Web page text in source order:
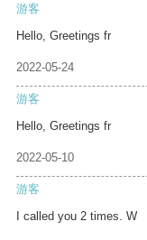
游客
Hello, Greetings fr
2022-05-24
游客
Hello, Greetings fr
2022-05-10
游客
I called you 2 times. W